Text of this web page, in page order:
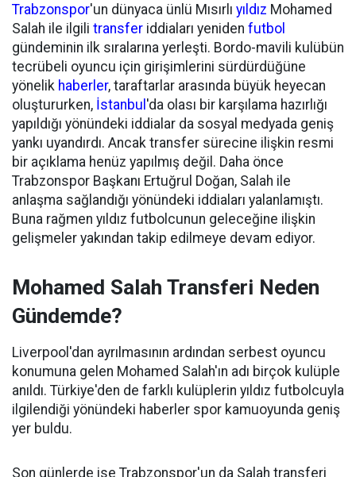
Trabzonspor'un dünyaca ünlü Mısırlı yıldız Mohamed
Salah ile ilgili transfer iddiaları yeniden futbol
gündeminin ilk sıralarına yerleşti. Bordo-mavili kulübün
tecrübeli oyuncu için girişimlerini sürdürdüğüne
yönelik haberler, taraftarlar arasında büyük heyecan
oluştururken, İstanbul 'da olası bir karşılama hazırlığı
yapıldığı yönündeki iddialar da sosyal medyada geniş
yankı uyandırdı. Ancak transfer sürecine ilişkin resmi
bir açıklama henüz yapılmış değil. Daha önce
Trabzonspor Başkanı Ertuğrul Doğan, Salah ile
anlaşma sağlandığı yönündeki iddiaları yalanlamıştı.
Buna rağmen yıldız futbolcunun geleceğine ilişkin
gelişmeler yakından takip edilmeye devam ediyor.
Mohamed Salah Transferi Neden
Gündemde?
Liverpool'dan ayrılmasının ardından serbest oyuncu
konumuna gelen Mohamed Salah'ın adı birçok kulüple
anıldı. Türkiye'den de farklı kulüplerin yıldız futbolcuyla
ilgilendiği yönündeki haberler spor kamuoyunda geniş
yer buldu.
Son günlerde ise Trabzonspor'un da Salah transferi